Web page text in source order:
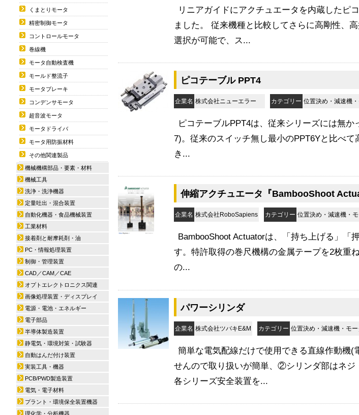
リニアガイドにアクチュエータを内蔵したピ
ました。 従来機種と比較してさらに高剛性、
選択が可能で、ス...
ピコテーブル PPT4
企業名 株式会社ニューエラー カテゴリー 位置決め・減速機
ピコテーブルPPT4は、従来シリーズには無
7)。従来のスイッチ無し最小のPPT6Yと比べ
き...
伸縮アクチュエータ『BambooShoot
企業名 株式会社RoboSapiens カテゴリー 位置決め・減速機・
BambooShoot Actuatorは、「持ち上げる」
す。特許取得の巻尺機構の金属テープを2枚重
の...
パワーシリンダ
企業名 株式会社ツバキE&M カテゴリー 位置決め・減速機・モー
簡単な電気配線だけで使用できる直線作動機
せんので取り扱いが簡単、②シリンダ部はネ
各シリーズ安全装置を...
くまとりモータ
精密制御モータ
コントロールモータ
巻線機
モータ自動検査機
モールド整流子
モータブレーキ
コンデンサモータ
超音波モータ
モータドライバ
モータ用防振材料
その他関連製品
機械機構部品・要素・材料
機械工具
洗浄・洗浄機器
定量吐出・混合装置
自動化機器・食品機械装置
工業材料
接着剤と耐摩耗剤・油
PC・情報処理装置
制御・管理装置
CAD／CAM／CAE
オプトエレクトロニクス関連
画像処理装置・ディスプレイ
電源・電池・エネルギー
電子部品
半導体製造装置
静電気・環境対策・試験器
自動はんだ付け装置
実装工具・機器
PCB/PWD製造装置
電気・電子材料
プラント・環境保全装置機器
理化学・分析機器